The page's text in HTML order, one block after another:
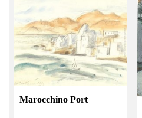
Marocchino Port